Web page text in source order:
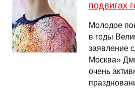
подвигах
Молодое
в годы
заявление
Москва»
очень